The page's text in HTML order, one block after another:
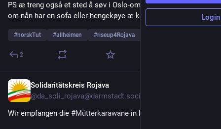
PS æ treng også et sted å søv i Oslo-området natt tel onsdag,
om nån har en sofa eller hengekøye æ kan lån
#norskTut #allheimen #riseup4Rojava
2
Solidaritätskreis Rojava
@da_soli_rojava@darmstadt.social
Wir empfangen die #Mütterkarawane in Darmstadt!
Login